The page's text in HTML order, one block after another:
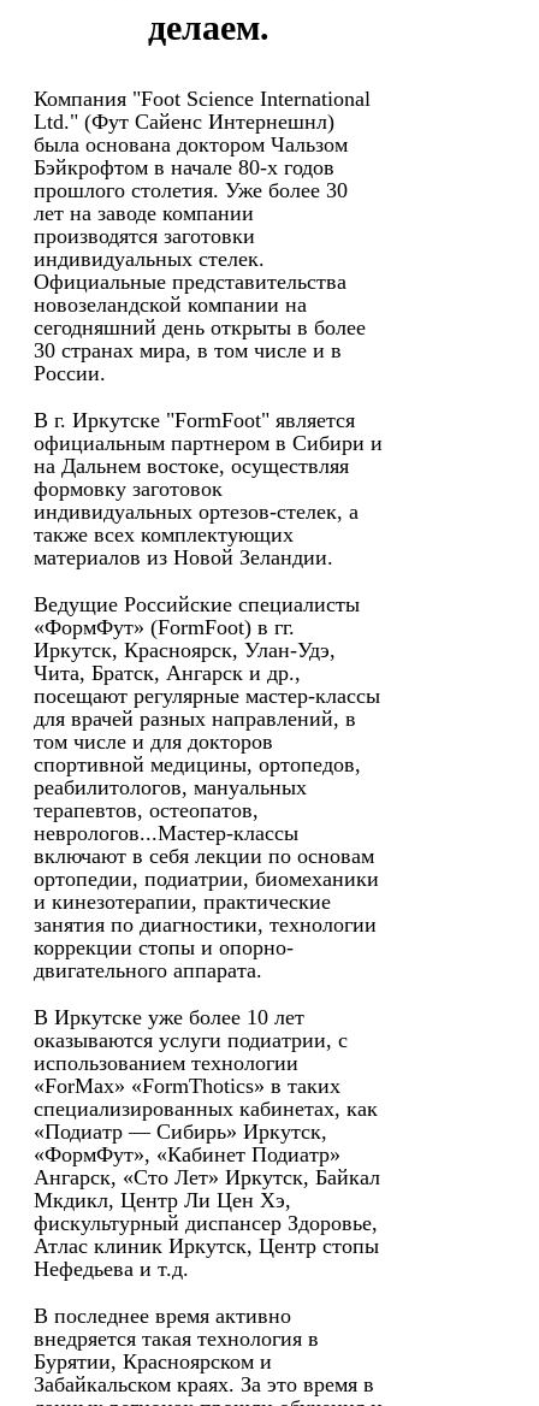
делаем.
Компания "Foot Science International
Ltd." (Фут Сайенс Интернешнл)
была основана доктором Чальзом
Бэйкрофтом в начале 80-х годов
прошлого столетия. Уже более 30
лет на заводе компании
производятся заготовки
индивидуальных стелек.
Официальные представительства
новозеландской компании на
сегодняшний день открыты в более
30 странах мира, в том числе и в
России.
В г. Иркутске "FormFoot" является
официальным партнером в Сибири и
на Дальнем востоке, осуществляя
формовку заготовок
индивидуальных ортезов-стелек, а
также всех комплектующих
материалов из Новой Зеландии.
Ведущие Российские специалисты
«ФормФут» (FormFoot) в гг.
Иркутск, Красноярск, Улан-Удэ,
Чита, Братск, Ангарск и др.,
посещают регулярные мастер-классы
для врачей разных направлений, в
том числе и для докторов
спортивной медицины, ортопедов,
реабилитологов, мануальных
терапевтов, остеопатов,
неврологов...Мастер-классы
включают в себя лекции по основам
ортопедии, подиатрии, биомеханики
и кинезотерапии, практические
занятия по диагностики, технологии
коррекции стопы и опорно-
двигательного аппарата.
В Иркутске уже более 10 лет
оказываются услуги подиатрии, с
использованием технологии
«ForMax» «FormThotics» в таких
специализированных кабинетах, как
«Подиатр — Сибирь» Иркутск,
«ФормФут», «Кабинет Подиатр»
Ангарск, «Сто Лет» Иркутск, Байкал
Мкдикл, Центр Ли Цен Хэ,
фискультурный диспансер Здоровье,
Атлас клиник Иркутск, Центр стопы
Нефедьева и т.д.
В последнее время активно
внедряется такая технология в
Бурятии, Красноярском и
Забайкальском краях. За это время в